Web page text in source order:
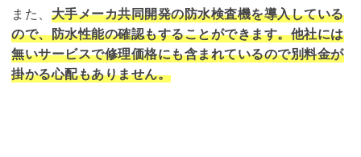
また、 大手メーカ共同開発の防水検査機を導入している
ので、防水性能の確認もすることができます。他社には
無いサービスで修理価格にも含まれているので別料金が
掛かる心配もありません。